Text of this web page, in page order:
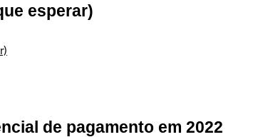
esperar)
de pagamento em 2022